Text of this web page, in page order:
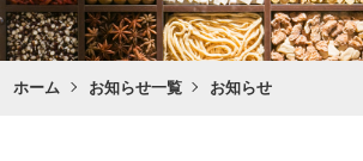
ホーム お知らせ一覧 お知らせ